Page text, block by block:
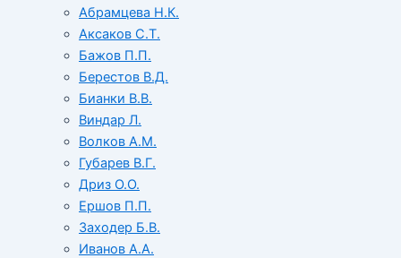
Абрамцева Н.К.
Аксаков С.Т.
Бажов П.П.
Берестов В.Д.
Бианки В.В.
Виндар Л.
Волков А.М.
Губарев В.Г.
Дриз О.О.
Ершов П.П.
Заходер Б.В.
Иванов А.А.